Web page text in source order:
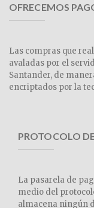
OFRECEMOS
Las compras que
avaladas por el
Santander, de
encriptados por la
PROTOCOLO
La pasarela de
medio del
almacena ningún